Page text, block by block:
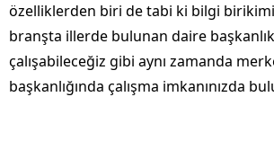
özelliklerden biri de tabi ki bilgi
branşta illerde bulunan daire
çalışabileceğiz gibi aynı zamanda
başkanlığında çalışma imkanınızda